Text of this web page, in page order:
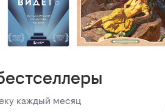
каждый месяц